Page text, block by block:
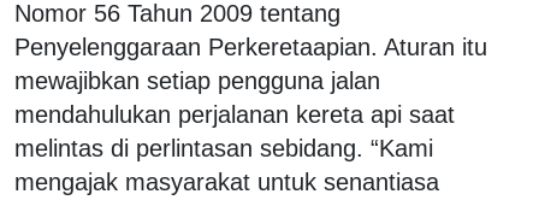
Nomor 56 Tahun 2009 tentang
Penyelenggaraan Perkeretaapian. Aturan itu
mewajibkan setiap pengguna jalan
mendahulukan perjalanan kereta api saat
melintas di perlintasan sebidang. “Kami
mengajak masyarakat untuk senantiasa